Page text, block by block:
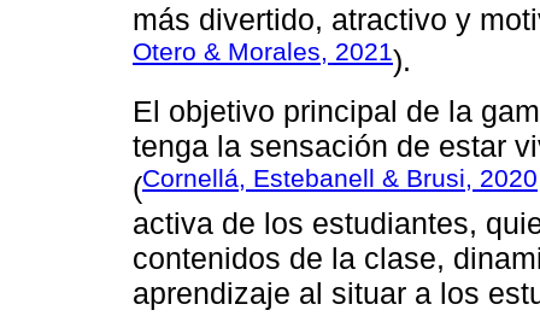
más divertido, atractivo y
Otero & Morales, 2021).
El objetivo principal de la
tenga la sensación de estar
(Cornellá, Estebanell & Brusi, 2020
activa de los estudiantes,
contenidos de la clase,
aprendizaje al situar a los